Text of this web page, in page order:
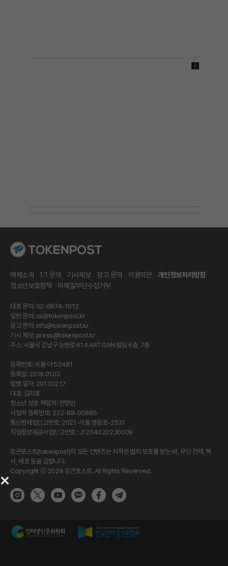
매체소개 1:1 문의 기사제보 광고 문의 이용약관
개인정보처리방침
청소년보호정책
이메일무단수집거부
대표 문의: 02-6674-1012
일반 문의: cs@tokenpost.kr
광고 문의: info@tokenpost.kr
기사 제보: press@tokenpost.kr
주소: 서울시 강남구 논현로 614 ARTISAN 빌딩 6층, 7층
등록번호: 서울 아 52481
등록일: 2018.01.02
발행 일자: 2017.02.17
대표: 김지호
청소년 보호 책임자: 전영빈
사업자 등록번호: 232-88-00885
통신판매업신고번호: 2021-서울 영등포-2531
직업정보제공사업신고번호 : J1204020230009
토큰포스트(tokenpost)의 모든 컨텐츠는 저작권 법의 보호를 받는 바, 무단 전재, 복
사, 배포 등을 금합니다.
Copyright ⓒ 2026 토큰포스트. All Rights Reserved.